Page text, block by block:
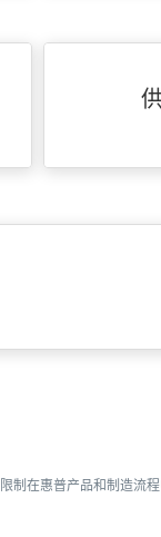
制在惠普产品和制造流